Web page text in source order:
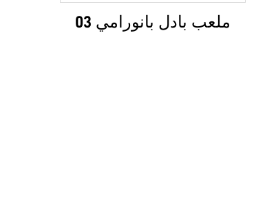
ملعب بادل بانورامي 03